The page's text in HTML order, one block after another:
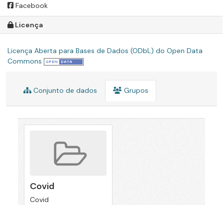
Facebook
Licença
Licença Aberta para Bases de Dados (ODbL) do Open Data
Commons
Conjunto de dados Grupos
Covid
Covid